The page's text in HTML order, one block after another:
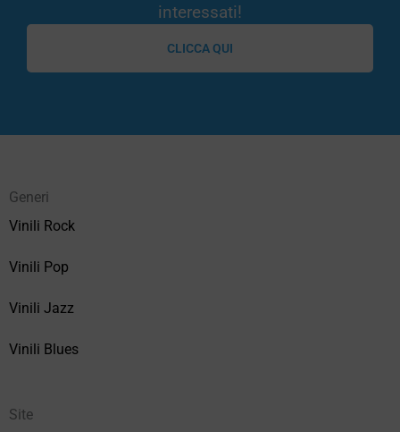
interessati!
CLICCA QUI
Generi
Vinili Rock
Vinili Pop
Vinili Jazz
Vinili Blues
Site